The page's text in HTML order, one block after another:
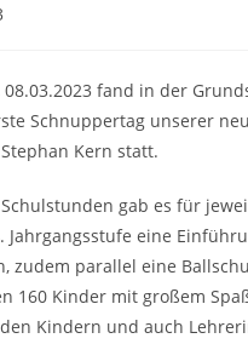
fand in der
Schnuppertag unserer
Kern statt.
gab es für
Jahrgangsstufe eine
zudem parallel eine
160 Kinder mit großem
Kindern und auch